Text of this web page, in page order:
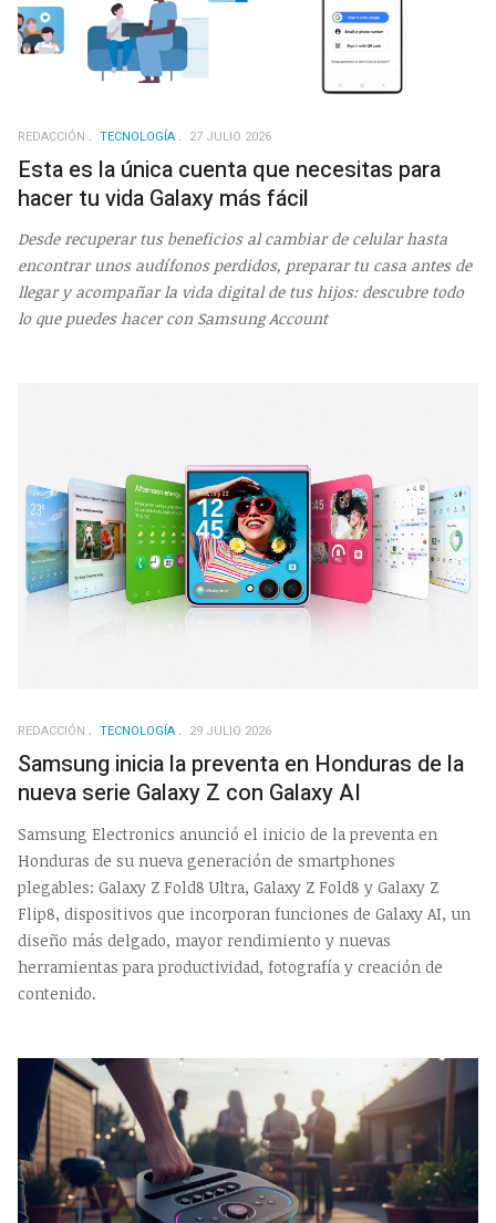
REDACCIÓN TECNOLOGÍA 27 JULIO 2026
Esta es la única cuenta que necesitas para
hacer tu vida Galaxy más fácil
Desde recuperar tus beneficios al cambiar de celular hasta
encontrar unos audífonos perdidos, preparar tu casa antes de
llegar y acompañar la vida digital de tus hijos: descubre todo
lo que puedes hacer con Samsung Account
REDACCIÓN TECNOLOGÍA 29 JULIO 2026
Samsung inicia la preventa en Honduras de la
nueva serie Galaxy Z con Galaxy AI
Samsung Electronics anunció el inicio de la preventa en
Honduras de su nueva generación de smartphones
plegables: Galaxy Z Fold8 Ultra, Galaxy Z Fold8 y Galaxy Z
Flip8, dispositivos que incorporan funciones de Galaxy AI, un
diseño más delgado, mayor rendimiento y nuevas
herramientas para productividad, fotografía y creación de
contenido.